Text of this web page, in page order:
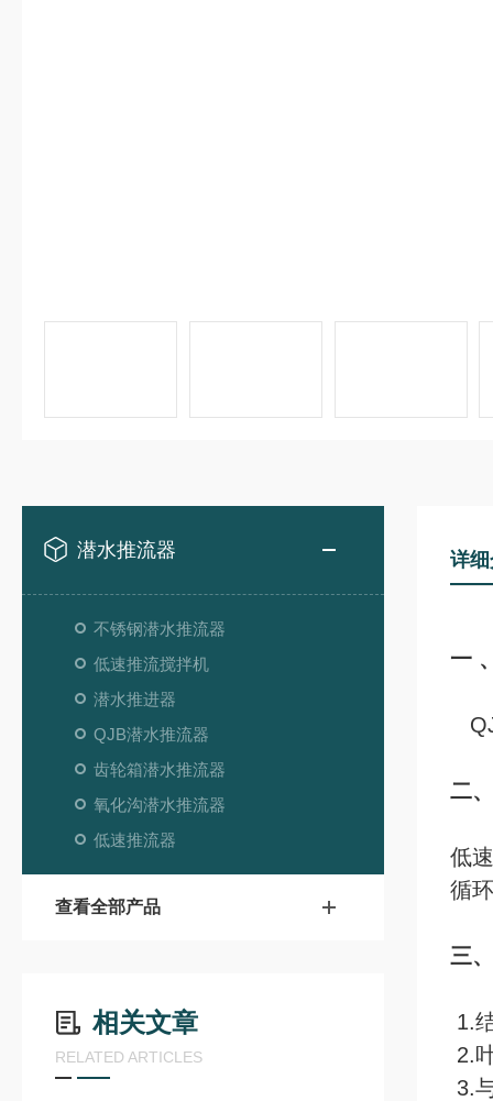
潜水推流器
不锈钢潜水推流器
低速推流搅拌机
潜水推进器
QJB潜水推流器
齿轮箱潜水推流器
氧化沟潜水推流器
低速推流器
查看全部产品
相关文章
RELATED ARTICLES
详
一
二
低
循
三
1.
2.
3.